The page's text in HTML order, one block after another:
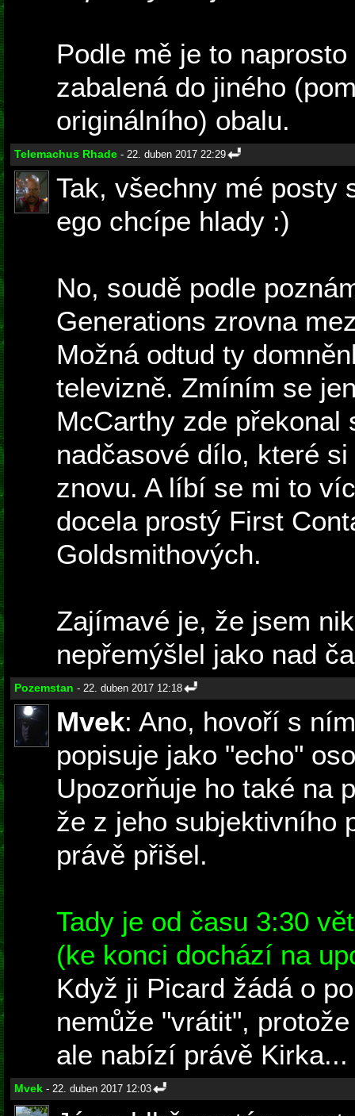
Podle mě je to
zabalená do jiného
originálního) obalu.
Telemachus Rhade - 22. duben 2017 22:29
Tak, všechny mé posty
ego chcípe hlady :)
No, soudě podle
Generations zrovna
Možná odtud ty
televizně. Zmíním se
McCarthy zde překonal
nadčasové dílo, které
znovu. A líbí se mi to
docela prostý First
Goldsmithových.
Zajímavé je, že jsem
nepřemýšlel jako nad
Pozemstan - 22. duben 2017 12:18
Mvek: Ano, hovoří s
popisuje jako "echo"
Upozorňuje ho také na
že z jeho subjektivního
právě přišel.
Tady je od času 3:30
(ke konci dochází na
Když ji Picard žádá o
nemůže "vrátit",
ale nabízí právě Kirka...
Mvek - 22. duben 2017 12:03